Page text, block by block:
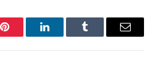
Pinterest LinkedInTumblr Email